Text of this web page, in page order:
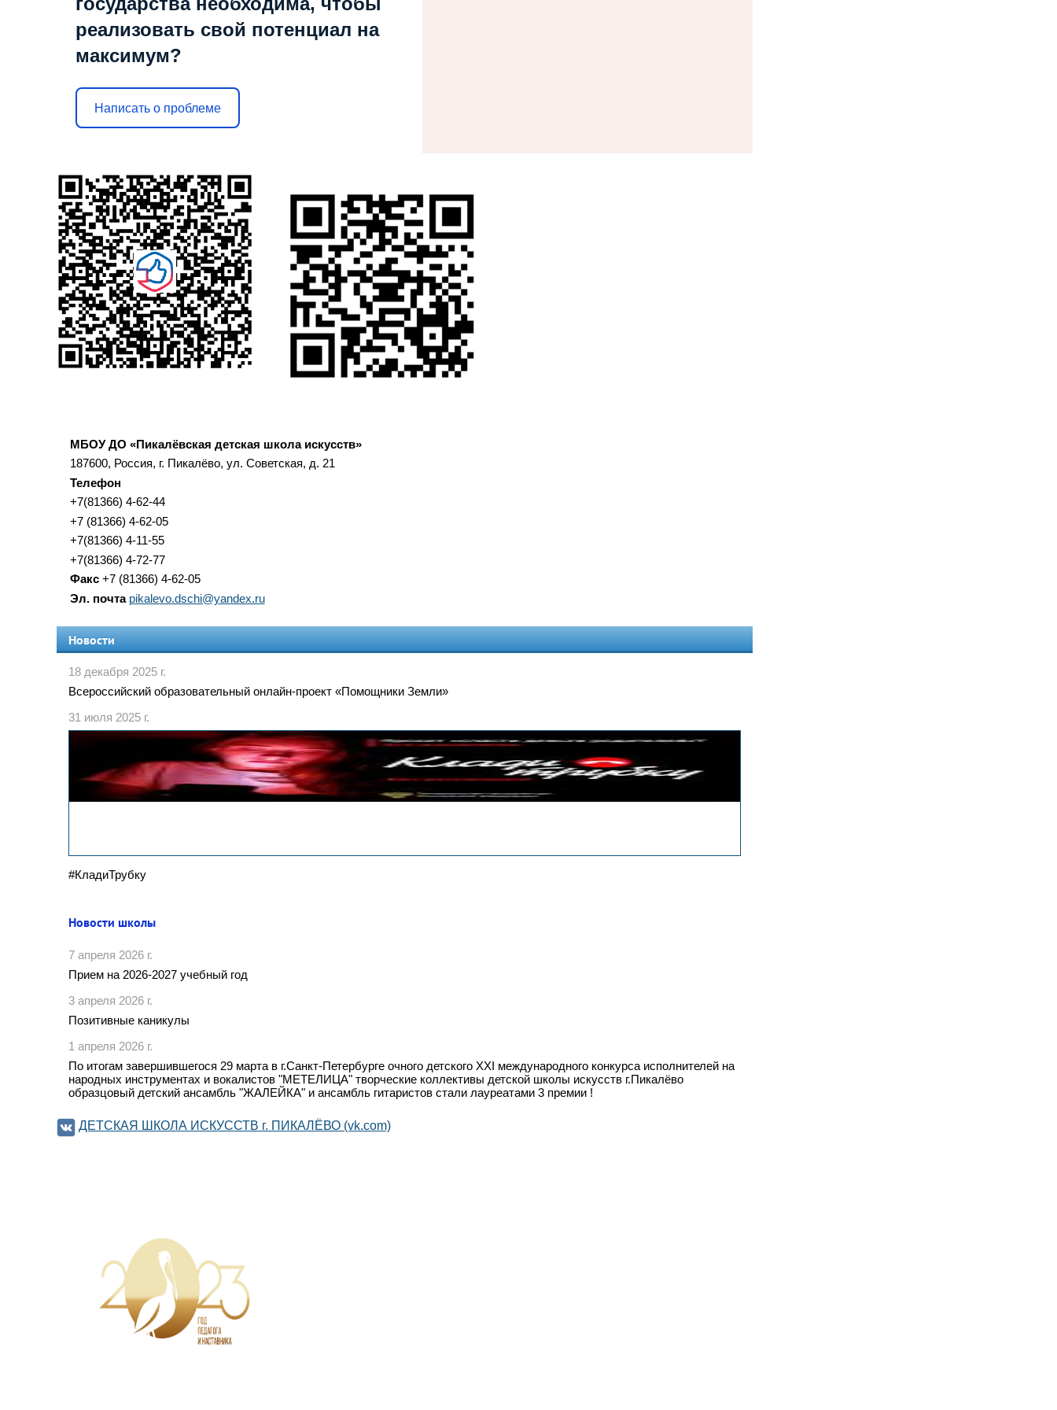
реализовать свой потенциал на
максимум?
Написать о проблеме
МБОУ ДО «Пикалёвская детская школа искусств»
187600, Россия, г. Пикалёво, ул. Советская, д. 21
Телефон
+7(81366) 4-62-44
+7 (81366) 4-62-05
+7(81366) 4-11-55
+7(81366) 4-72-77
Факс+7 (81366) 4-62-05
Эл. почта pikalevo.dschi@yandex.ru
Новости
18 декабря 2025 г.
Всероссийский образовательный онлайн-проект «Помощники Земли»
31 июля 2025 г.
#КладиТрубку
Новости школы
7 апреля 2026 г.
Прием на 2026-2027 учебный год
3 апреля 2026 г.
Позитивные каникулы
1 апреля 2026 г.
По итогам завершившегося 29 марта в г.Санкт-Петербурге очного детского XXI международного конкурса исполнителей на
народных инструментах и вокалистов "МЕТЕЛИЦА" творческие коллективы детской школы искусств г.Пикалёво
образцовый детский ансамбль "ЖАЛЕЙКА" и ансамбль гитаристов стали лауреатами 3 премии !
ДЕТСКАЯ ШКОЛА ИСКУССТВ г. ПИКАЛЁВО (vk.com)